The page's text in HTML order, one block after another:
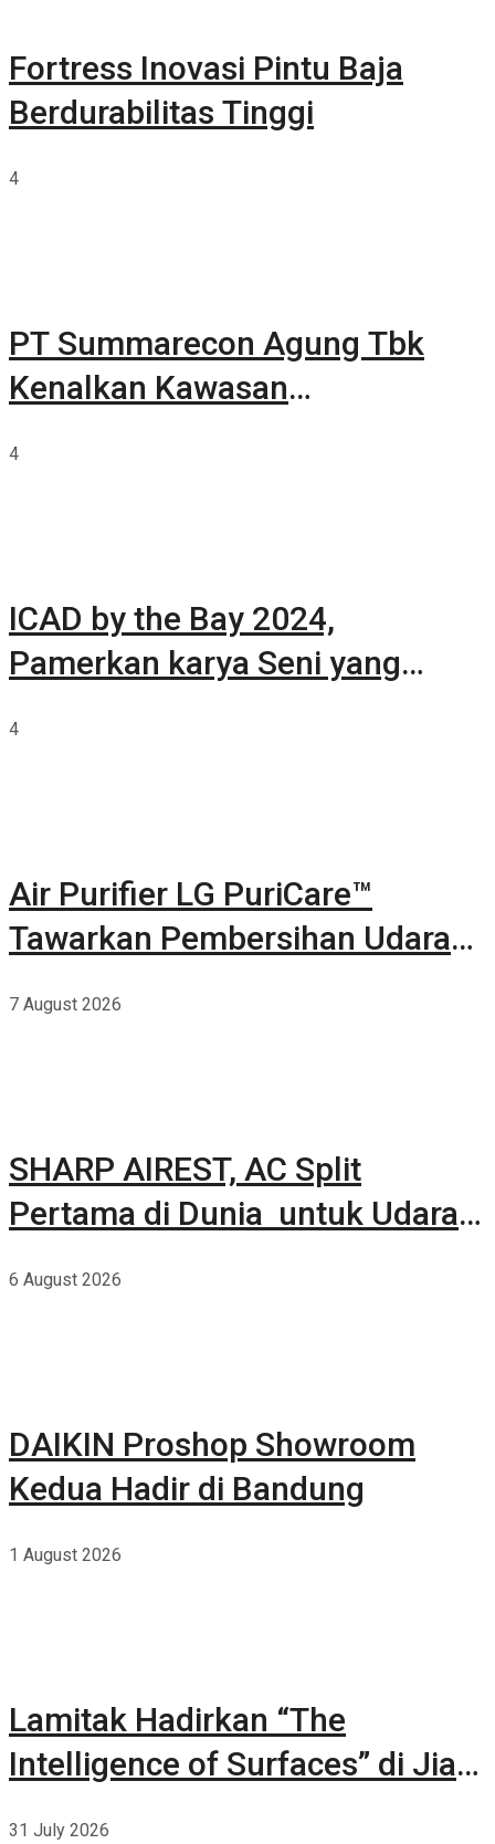
Fortress Inovasi Pintu Baja
Berdurabilitas Tinggi
4
PT Summarecon Agung Tbk
Kenalkan Kawasan
4
ICAD by the Bay 2024,
Pamerkan karya Seni yang
4
Air Purifier LG PuriCare™
Tawarkan Pembersihan Udara
7 August 2026
SHARP AIREST, AC Split
Pertama di Dunia untuk Udara
6 August 2026
DAIKIN Proshop Showroom
Kedua Hadir di Bandung
1 August 2026
Lamitak Hadirkan “The
Intelligence of Surfaces” di Jia
31 July 2026